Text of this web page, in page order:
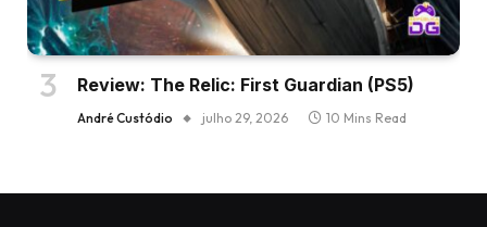
Review: The Relic: First Guardian (PS5)
André Custódio julho 29, 2026 10 Mins Read